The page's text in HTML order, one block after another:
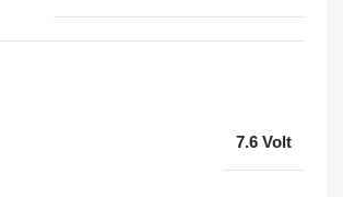
7.6 Volt